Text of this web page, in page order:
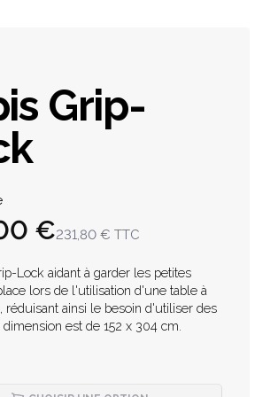
Grip-
information
€231,80 € TTC
Lock aidant à garder les petites
lors de l'utilisation d'une table à
réduisant ainsi le besoin d'utiliser des
est de 152 x 304 cm.